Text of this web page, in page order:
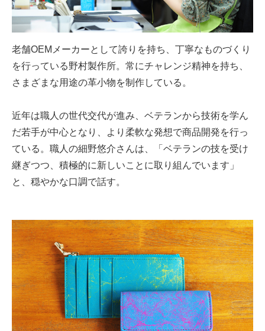
老舗OEMメーカーとして誇りを持ち、丁寧なものづくり
を行っている野村製作所。常にチャレンジ精神を持ち、
さまざまな用途の革小物を制作している。
近年は職人の世代交代が進み、ベテランから技術を学ん
だ若手が中心となり、より柔軟な発想で商品開発を行っ
ている。職人の細野悠介さんは、「ベテランの技を受け
継ぎつつ、積極的に新しいことに取り組んでいます」
と、穏やかな口調で話す。